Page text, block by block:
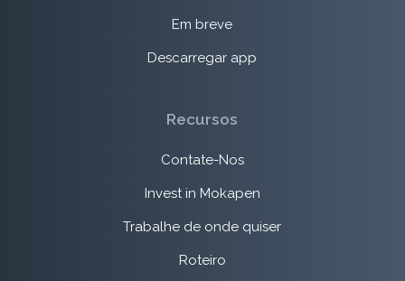
Em breve
Descarregar app
Recursos
Contate-Nos
Invest in Mokapen
Trabalhe de onde quiser
Roteiro